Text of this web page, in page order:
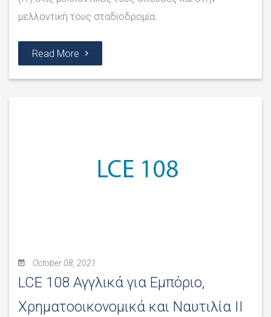
μελλοντική τους σταδιοδρομία.
Read More
October 08, 2021
LCE 108 Αγγλικά για Εμπόριο,
Χρηματοοικονομικά και Ναυτιλία ΙI